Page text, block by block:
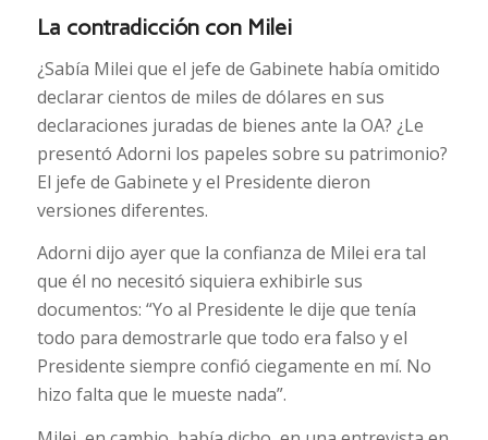
La contradicción con Milei
¿Sabía Milei que el jefe de Gabinete había omitido
declarar cientos de miles de dólares en sus
declaraciones juradas de bienes ante la OA? ¿Le
presentó Adorni los papeles sobre su patrimonio?
El jefe de Gabinete y el Presidente dieron
versiones diferentes.
Adorni dijo ayer que la confianza de Milei era tal
que él no necesitó siquiera exhibirle sus
documentos: “Yo al Presidente le dije que tenía
todo para demostrarle que todo era falso y el
Presidente siempre confió ciegamente en mí. No
hizo falta que le mueste nada”.